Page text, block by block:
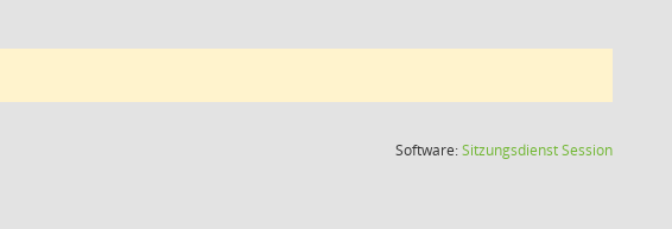
Software:SitzungsdienstSession(Wird in